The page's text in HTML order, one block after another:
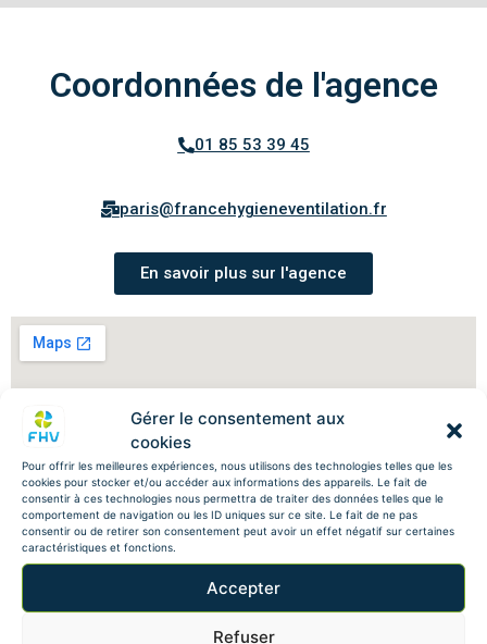
Gérer le consentement aux
cookies
Pour offrir les meilleures expériences, nous utilisons des technologies telles que les
cookies pour stocker et/ou accéder aux informations des appareils. Le fait de
consentir à ces technologies nous permettra de traiter des données telles que le
comportement de navigation ou les ID uniques sur ce site. Le fait de ne pas
consentir ou de retirer son consentement peut avoir un effet négatif sur certaines
caractéristiques et fonctions.
Accepter
Refuser
Coordonnées de l'agence
01 85 53 39 45
paris@francehygieneventilation.fr
En savoir plus sur l'agence